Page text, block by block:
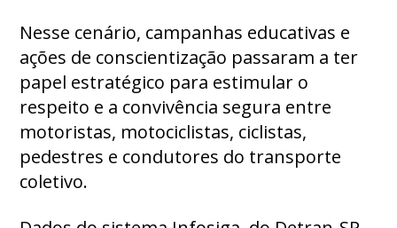
Nesse cenário, campanhas educativas e
ações de conscientização passaram a ter
papel estratégico para estimular o
respeito e a convivência segura entre
motoristas, motociclistas, ciclistas,
pedestres e condutores do transporte
coletivo.